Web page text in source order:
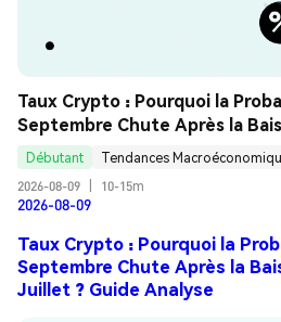
Taux Crypto : Pourquoi la
Septembre Chute Après la
Juillet ? Guide Analyse
Débutant
Tendances
2026-08-09
10-15m
2026-08-09
Taux Crypto : Pourquoi la
Septembre Chute Après la
Juillet ? Guide Analyse